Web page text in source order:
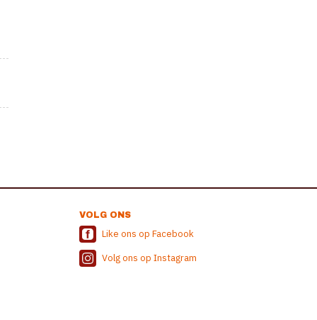
VOLG ONS
Like ons op Facebook
Volg ons op Instagram